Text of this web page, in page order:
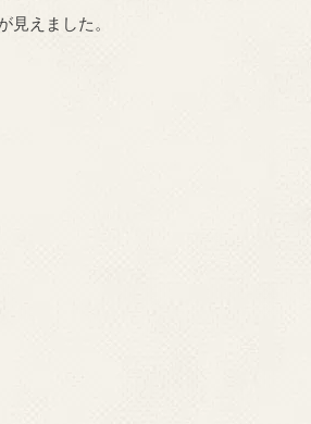
見えました。